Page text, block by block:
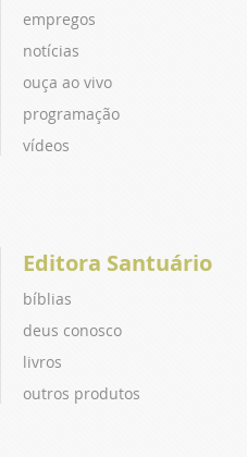
empregos
notícias
ouça ao vivo
programação
vídeos
Editora Santuário
bíblias
deus conosco
livros
outros produtos